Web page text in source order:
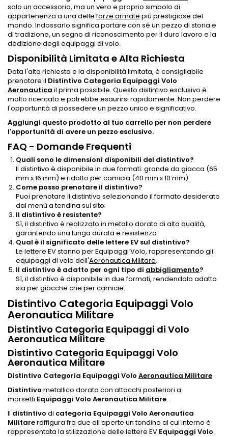
solo un accessorio, ma un vero e proprio simbolo di
appartenenza a una delleforze armate più prestigiose del
mondo. Indossarlo significa portare con sé un pezzo di storia e
di tradizione, un segno di riconoscimento per il duro lavoro e la
dedizione degli equipaggi di volo.
Disponibilità Limitata e Alta Richiesta
Data l'alta richiesta e la disponibilità limitata, è consigliabile
prenotare il Distintivo Categoria Equipaggi Volo
Aeronautica il prima possibile. Questo distintivo esclusivo è
molto ricercato e potrebbe esaurirsi rapidamente. Non perdere
l'opportunità di possedere un pezzo unico e significativo.
Aggiungi questo prodotto al tuo carrello per non perdere
l'opportunità di avere un pezzo esclusivo.
FAQ - Domande Frequenti
Quali sono le dimensioni disponibili del distintivo?
Il distintivo è disponibile in due formati: grande da giacca (65
mm x 16 mm) e ridotto per camicia (40 mm x 10 mm).
Come posso prenotare il distintivo?
Puoi prenotare il distintivo selezionando il formato desiderato
dal menù a tendina sul sito.
Il distintivo è resistente?
Sì, il distintivo è realizzato in metallo dorato di alta qualità,
garantendo una lunga durata e resistenza.
Qual è il significato delle lettere EV sul distintivo?
Le lettere EV stanno per Equipaggi Volo, rappresentando gli
equipaggi di volo dell'Aeronautica Militare.
Il distintivo è adatto per ogni tipo di abbigliamento?
Sì, il distintivo è disponibile in due formati, rendendolo adatto
sia per giacche che per camicie.
Distintivo Categoria Equipaggi Volo
Aeronautica Militare
Distintivo Categoria Equipaggi di Volo
Aeronautica Militare
Distintivo Categoria Equipaggi Volo
Aeronautica Militare
Distintivo Categoria Equipaggi Volo Aeronautica Militare
Distintivo metallico dorato con attacchi posteriori a
morsetti Equipaggi Volo Aeronautica Militare.
Il distintivo di categoria Equipaggi Volo Aeronautica
Militareraffigura fra due ali aperte un tondino al cui interno è
rappresentata la stilizzazione delle lettere EV Equipaggi Volo.